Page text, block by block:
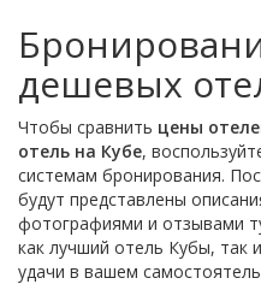
дешевых
Чтобы сравнить цены
отель на Кубе,
системам бронирования.
будут представлены
фотографиями и отзывами
как лучший отель Кубы, так
удачи в вашем